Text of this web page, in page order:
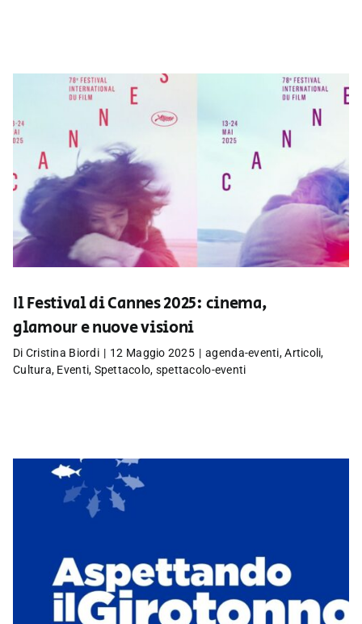
Il Festival di Cannes 2025: cinema,
glamour e nuove visioni
Di Cristina Biordi | 12 Maggio 2025 | agenda-eventi,Articoli,
Cultura, Eventi, Spettacolo, spettacolo-eventi